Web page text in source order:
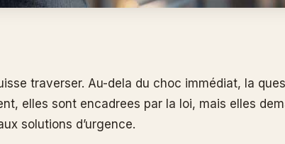
traverser. Au-dela du choc immédiat, la
elles sont encadrees par la loi, mais elles
solutions d’urgence.